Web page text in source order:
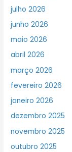
julho 2026
junho 2026
maio 2026
abril 2026
março 2026
fevereiro 2026
janeiro 2026
dezembro 2025
novembro 2025
outubro 2025